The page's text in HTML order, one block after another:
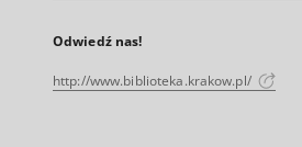
Odwiedź nas!
http://www.biblioteka.krakow.pl/